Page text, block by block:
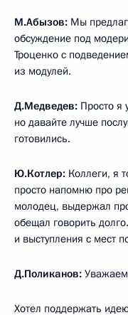
М.Абызов: Мы
обсуждение под
Троценко с
из модулей.
Д.Медведев: Просто я
но давайте лучше
готовились.
Ю.Котлер: Коллеги, я
просто напомню про
молодец, выдержал
обещал говорить
и выступления с мест
Д.Поликанов:
Хотел поддержать